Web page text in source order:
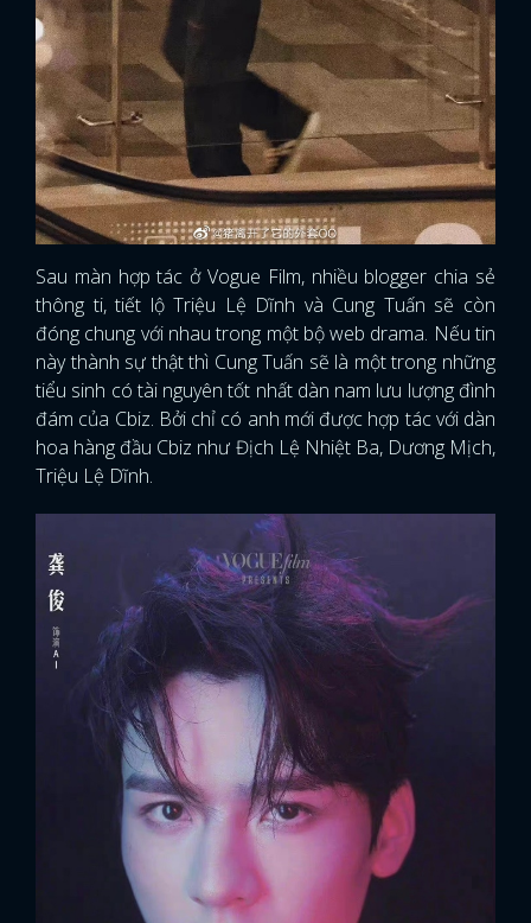
Sau màn hợp tác ở Vogue Film, nhiều blogger chia sẻ
thông ti, tiết lộ Triệu Lệ Dĩnh và Cung Tuấn sẽ còn
đóng chung với nhau trong một bộ web drama. Nếu tin
này thành sự thật thì Cung Tuấn sẽ là một trong những
tiểu sinh có tài nguyên tốt nhất dàn nam lưu lượng đình
đám của Cbiz. Bởi chỉ có anh mới được hợp tác với dàn
hoa hàng đầu Cbiz như Địch Lệ Nhiệt Ba, Dương Mịch,
Triệu Lệ Dĩnh.